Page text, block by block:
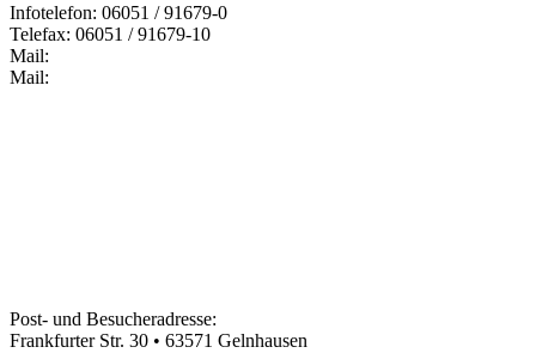
Infotelefon: 06051 / 91679-0
Telefax: 06051 / 91679-10
Mail:
Mail:
Post- und Besucheradresse:
Frankfurter Str. 30 • 63571 Gelnhausen